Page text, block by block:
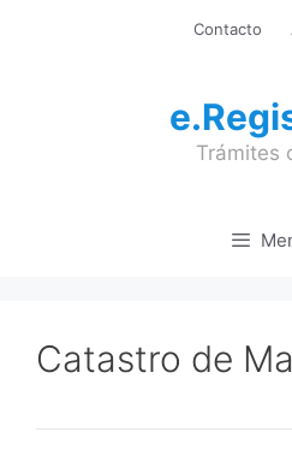
Contacto
Trámites
Catastro de